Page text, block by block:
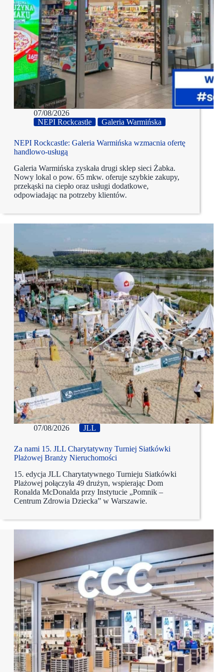
07/08/2026
NEPI Rockcastle
Galeria Warmińska
NEPI Rockcastle: Galeria Warmińska wzmacnia ofertę
handlowo-usługą
Galeria Warmińska zyskała drugi sklep sieci Żabka.
Nowy lokal o pow. 65 mkw. oferuje szybkie zakupy,
przekąski na ciepło oraz usługi dodatkowe,
odpowiadając na potrzeby klientów.
07/08/2026 JLL
Za nami 15. JLL Charytatywny Turniej Siatkówki
Plażowej Branży Nieruchomości
15. edycja JLL Charytatywnego Turnieju Siatkówki
Plażowej połączyła 49 drużyn, wspierając Dom
Ronalda McDonalda przy Instytucie „Pomnik –
Centrum Zdrowia Dziecka” w Warszawie.